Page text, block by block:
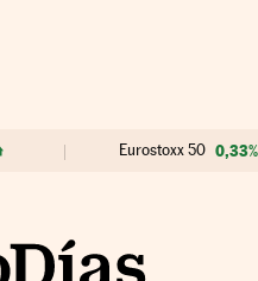
Eurostoxx 50 0,33%